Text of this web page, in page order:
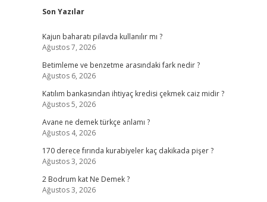
Sidebar
Son Yazılar
Kajun baharatı pilavda kullanılır mı ?
Ağustos 7, 2026
Betimleme ve benzetme arasındaki fark nedir ?
Ağustos 6, 2026
Katılım bankasından ihtiyaç kredisi çekmek caiz midir ?
Ağustos 5, 2026
Avane ne demek türkçe anlamı ?
Ağustos 4, 2026
170 derece fırında kurabiyeler kaç dakikada pişer ?
Ağustos 3, 2026
2 Bodrum kat Ne Demek ?
Ağustos 3, 2026